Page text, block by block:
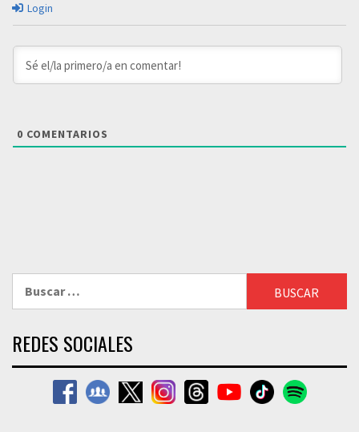
Login
0 COMENTARIOS
REDES SOCIALES